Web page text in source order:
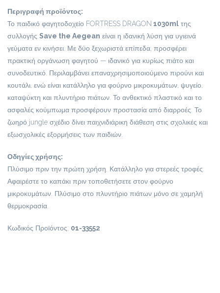
Περιγραφή προϊόντος:
Το παιδικό φαγητοδοχείο FORTRESS DRAGON 1030ml της
συλλογής Save the Aegean είναι η ιδανική λύση για υγιεινά
γεύματα εν κινήσει. Με δύο ξεχωριστά επίπεδα, προσφέρει
πρακτική οργάνωση φαγητού — ιδανικό για κυρίως πιάτο και
συνοδευτικό. Περιλαμβάνει επαναχρησιμοποιούμενο πιρούνι και
κουτάλι, ενώ είναι κατάλληλο για φούρνο μικροκυμάτων, ψυγείο,
καταψύκτη και πλυντήριο πιάτων. Το ανθεκτικό πλαστικό και το
ασφαλές κούμπωμα προσφέρουν προστασία από διαρροές. Το
ζωηρό jungle σχέδιο δίνει παιχνιδιάρικη διάθεση στις σχολικές και
εξωσχολικές εξορμήσεις των παιδιών.
Οδηγίες χρήσης:
Πλύσιμο πριν την πρώτη χρήση. Κατάλληλο για στερεές τροφές.
Αφαιρέστε το καπάκι πριν τοποθετήσετε στον φούρνο
μικροκυμάτων. Πλύσιμο στο πλυντήριο πιάτων μόνο σε χαμηλή
θερμοκρασία.
Κωδικός Προϊόντος: 01-33552